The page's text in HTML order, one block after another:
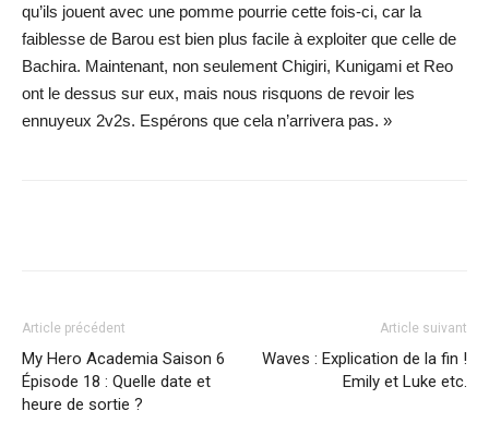
qu’ils jouent avec une pomme pourrie cette fois-ci, car la
faiblesse de Barou est bien plus facile à exploiter que celle de
Bachira. Maintenant, non seulement Chigiri, Kunigami et Reo
ont le dessus sur eux, mais nous risquons de revoir les
ennuyeux 2v2s. Espérons que cela n’arrivera pas. »
Article précédent
My Hero Academia Saison 6
Épisode 18 : Quelle date et
heure de sortie ?
Article suivant
Waves : Explication de la fin !
Emily et Luke etc.